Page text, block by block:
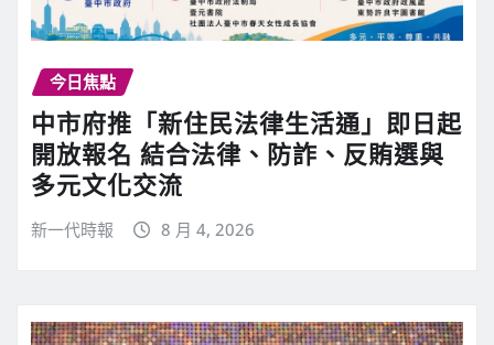
今日焦點
中市府推「新住民法律生活通」即日起
開放報名 結合法律、防詐、反賄選與
多元文化交流
新一代時報 8 月 4, 2026